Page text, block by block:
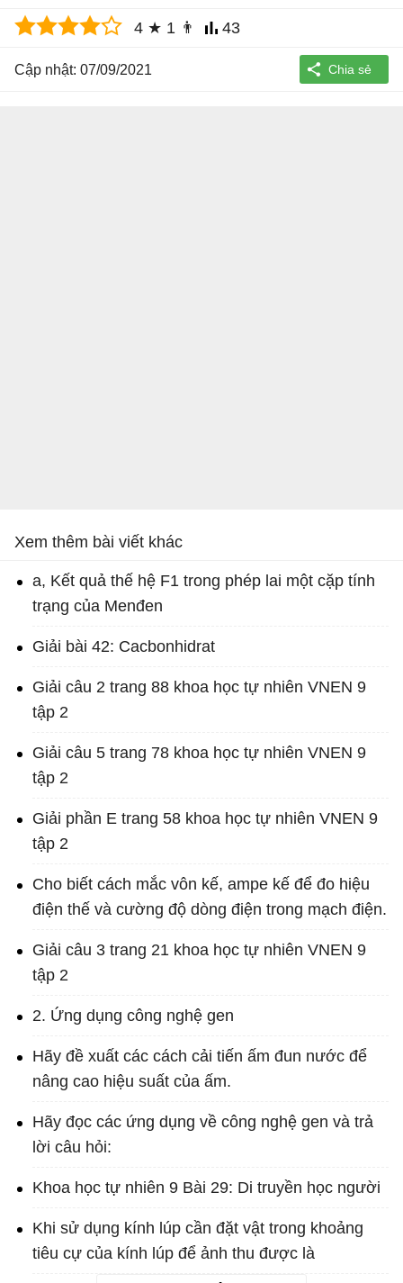
4 ★ 1 👨 43
Cập nhật: 07/09/2021
Xem thêm bài viết khác
a, Kết quả thế hệ F1 trong phép lai một cặp tính
trạng của Menđen
Giải bài 42: Cacbonhidrat
Giải câu 2 trang 88 khoa học tự nhiên VNEN 9
tập 2
Giải câu 5 trang 78 khoa học tự nhiên VNEN 9
tập 2
Giải phần E trang 58 khoa học tự nhiên VNEN 9
tập 2
Cho biết cách mắc vôn kế, ampe kế để đo hiệu
điện thế và cường độ dòng điện trong mạch điện.
Giải câu 3 trang 21 khoa học tự nhiên VNEN 9
tập 2
2. Ứng dụng công nghệ gen
Hãy đề xuất các cách cải tiến ấm đun nước để
nâng cao hiệu suất của ấm.
Hãy đọc các ứng dụng về công nghệ gen và trả
lời câu hỏi:
Khoa học tự nhiên 9 Bài 29: Di truyền học người
Khi sử dụng kính lúp cần đặt vật trong khoảng
tiêu cự của kính lúp để ảnh thu được là